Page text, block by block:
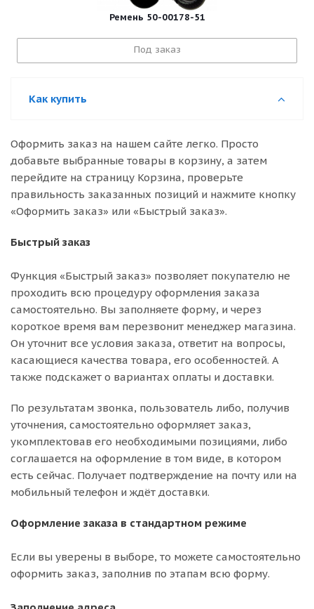
Ремень 50-00178-51
Под заказ
Как купить
Оформить заказ на нашем сайте легко. Просто
добавьте выбранные товары в корзину, а затем
перейдите на страницу Корзина, проверьте
правильность заказанных позиций и нажмите кнопку
«Оформить заказ» или «Быстрый заказ».
Быстрый заказ
Функция «Быстрый заказ» позволяет покупателю не
проходить всю процедуру оформления заказа
самостоятельно. Вы заполняете форму, и через
короткое время вам перезвонит менеджер магазина.
Он уточнит все условия заказа, ответит на вопросы,
касающиеся качества товара, его особенностей. А
также подскажет о вариантах оплаты и доставки.
По результатам звонка, пользователь либо, получив
уточнения, самостоятельно оформляет заказ,
укомплектовав его необходимыми позициями, либо
соглашается на оформление в том виде, в котором
есть сейчас. Получает подтверждение на почту или на
мобильный телефон и ждёт доставки.
Оформление заказа в стандартном режиме
Если вы уверены в выборе, то можете самостоятельно
оформить заказ, заполнив по этапам всю форму.